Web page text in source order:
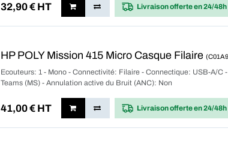
32,90€ HT Livraison offerteen 24/48h
HP POLY Mission 415 Micro Casque Filaire
Ecouteurs: 1 - Mono - Connectivité: Filaire - Connectique: USB-A/
Teams (MS) - Annulation active du Bruit (ANC): Non
41,00€ HT Livraison offerteen 24/48h